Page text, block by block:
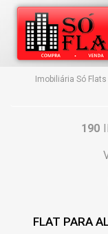
Imobiliária Só Flats
190
FLAT PARA